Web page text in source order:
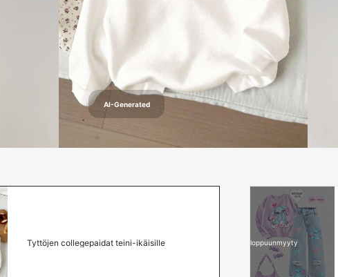
AI-Generated
Tyttöjen collegepaidat teini-ikäisille loppuunmyyty